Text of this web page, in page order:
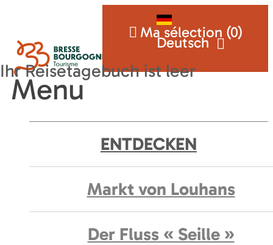
Deutsch
Ma sélection (0)
Menu
ENTDECKEN
Markt von Louhans
Der Fluss « Seille »